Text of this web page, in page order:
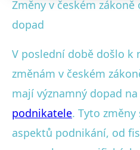
zákoně o
firmy?
6. 1. 2026 · 4 min čtení · Autor:
Změny v českém zákoně
dopad
V poslední době došlo k
změnám v českém
mají významný dopad
podnikatele. Tyto
aspektů podnikání, od